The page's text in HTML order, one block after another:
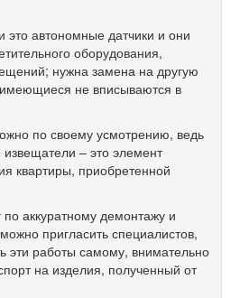
автономные датчики и они
оборудования,
нужна замена на другую
имеющиеся не вписываются в
по своему усмотрению, ведь
– это элемент
квартиры, приобретенной
аккуратному демонтажу и
пригласить специалистов,
эти работы самому, внимательно
на изделия, полученный от